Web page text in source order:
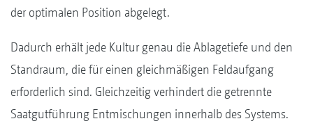
der optimalen Position abgelegt.
Dadurch erhält jede Kultur genau die Ablagetiefe und den
Standraum, die für einen gleichmäßigen Feldaufgang
erforderlich sind. Gleichzeitig verhindert die getrennte
Saatgutführung Entmischungen innerhalb des Systems.